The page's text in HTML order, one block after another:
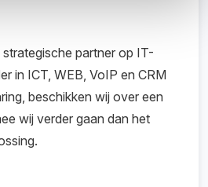
partner op IT-
in ICT, WEB, VoIP en CRM
beschikken wij over een
wij verder gaan dan het